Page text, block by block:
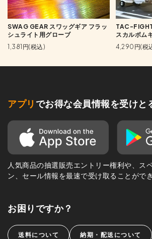
SWAG GEAR スワッグギア フラッ
シュライト用グローブ
1,381円(税込)
TAC-
スカルボム
4,290円(税
アプリ でお得な会員情報を受けと
人気商品の抽選販売エントリー権利や、ス
ン、セール情報を最速で受け取ることができ
お困りですか？
送料について 納期・配送について